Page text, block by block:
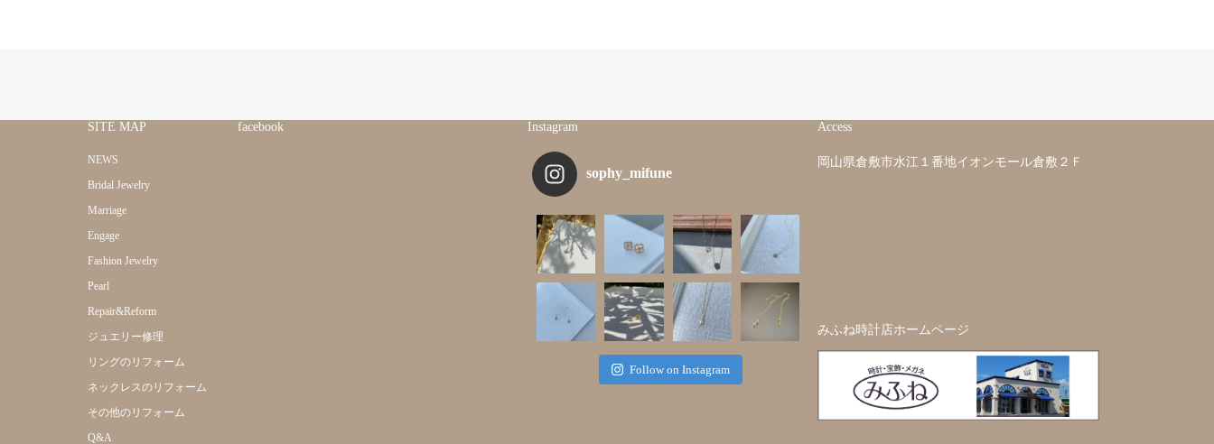
SITE MAP
NEWS
Bridal Jewelry
Marriage
Engage
Fashion Jewelry
Pearl
Repair&Reform
ジュエリー修理
リングのリフォーム
ネックレスのリフォーム
その他のリフォーム
Q&A
facebook Instagram
sophy_mifune
Follow on Instagram
Access
岡山県倉敷市水江１番地イオンモール倉敷２Ｆ
みふね時計店ホームページ